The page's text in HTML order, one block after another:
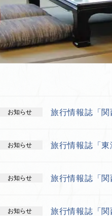
お知らせ 旅行情報誌「
お知らせ 旅行情報誌「東
お知らせ 旅行情報誌「
お知らせ 旅行情報誌「